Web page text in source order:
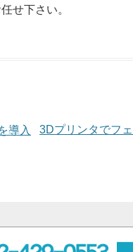
せ下さい。
導入
3Dプリンタでフ